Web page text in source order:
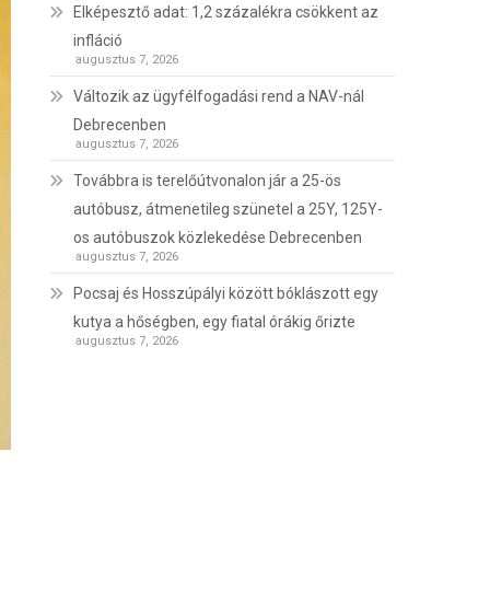
Elképesztő adat: 1,2 százalékra csökkent az
infláció
augusztus 7, 2026
Változik az ügyfélfogadási rend a NAV-nál
Debrecenben
augusztus 7, 2026
Továbbra is terelőútvonalon jár a 25-ös
autóbusz, átmenetileg szünetel a 25Y, 125Y-
os autóbuszok közlekedése Debrecenben
augusztus 7, 2026
Pocsaj és Hosszúpályi között bóklászott egy
kutya a hőségben, egy fiatal órákig őrizte
augusztus 7, 2026